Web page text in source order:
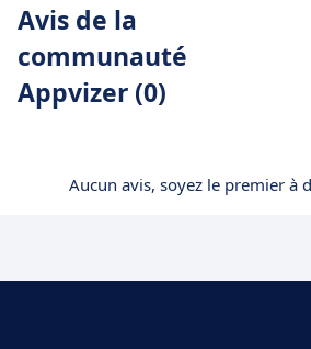
Avis de la
communauté
Appvizer (0)
Aucun avis, soyez le premier à